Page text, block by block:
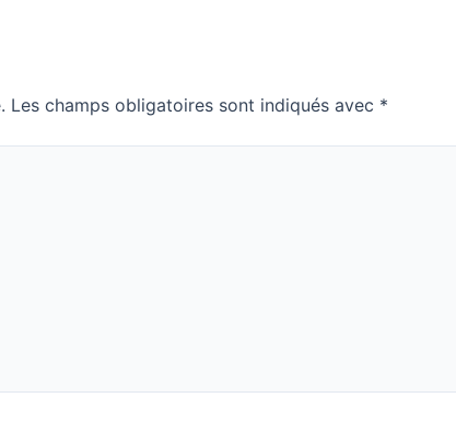
Les champs obligatoires sont indiqués avec *